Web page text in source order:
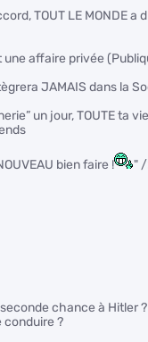
TOUT LE MONDE a
une affaire privée
JAMAIS dans la
un jour, TOUTE ta
bien faire ! "
chance à Hitler
conduire ?